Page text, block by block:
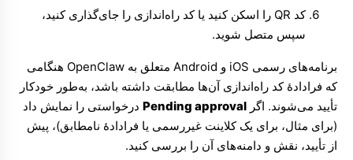
کد QR را اسکن کنید یا کد راه‌اندازی را جای‌گذاری کنید،
سپس متصل شوید.
برنامه‌های رسمی iOS و Android متعلق به OpenClaw هنگامی
که فرادادهٔ کد راه‌اندازی آن‌ها مطابقت داشته باشد، به‌طور خودکار
تأیید می‌شوند. اگر Pending approval درخواستی را نمایش داد
(برای مثال، برای یک کلاینت غیررسمی یا فرادادهٔ نامطابق)، پیش
از تأیید، نقش و دامنه‌های آن را بررسی کنید.